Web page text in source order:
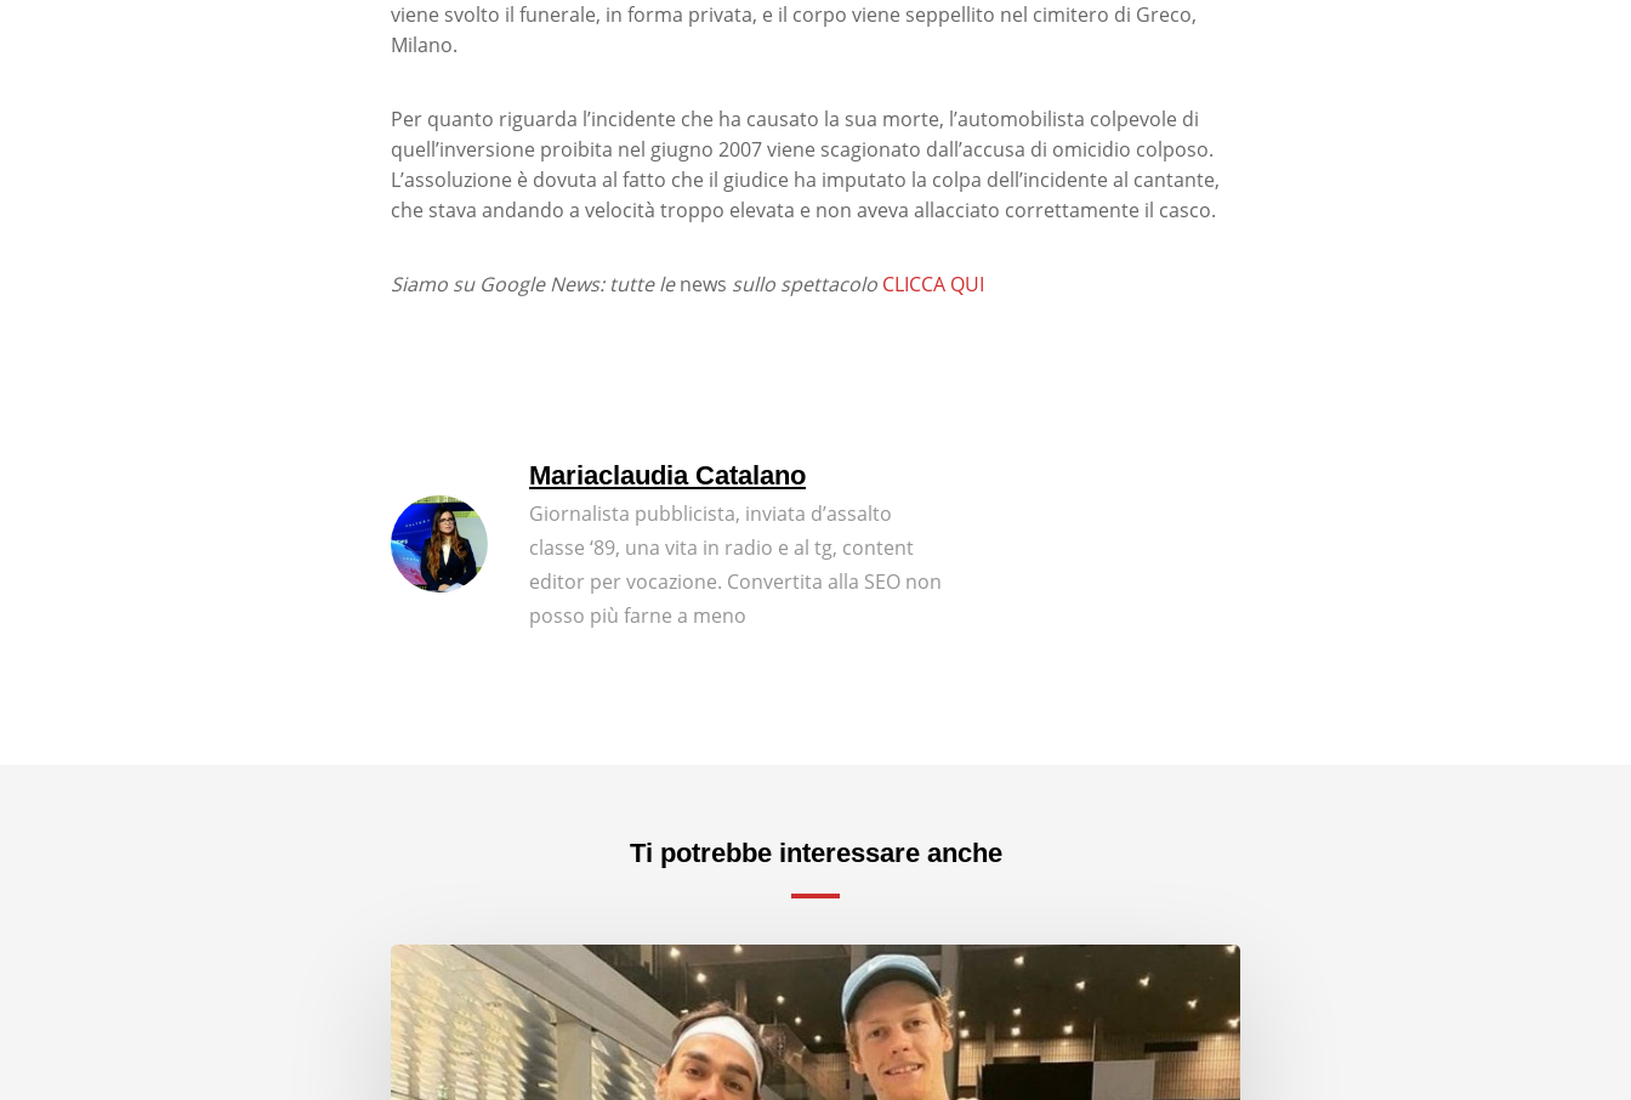
viene svolto il funerale, in forma privata, e il corpo viene seppellito nel cimitero di Greco,
Milano.
Per quanto riguarda l’incidente che ha causato la sua morte, l’automobilista colpevole di
quell’inversione proibita nel giugno 2007 viene scagionato dall’accusa di omicidio colposo.
L’assoluzione è dovuta al fatto che il giudice ha imputato la colpa dell’incidente al cantante,
che stava andando a velocità troppo elevata e non aveva allacciato correttamente il casco.
Siamo su Google News: tutte lenews sullo spettacolo CLICCA QUI
Mariaclaudia Catalano
Giornalista pubblicista, inviata d’assalto
classe ‘89, una vita in radio e al tg, content
editor per vocazione. Convertita alla SEO non
posso più farne a meno
Ti potrebbe interessare anche